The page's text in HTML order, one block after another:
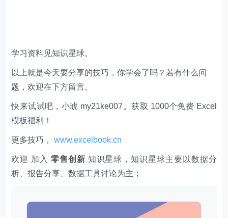
学习资料见知识星球。
以上就是今天要分享的技巧，你学会了吗？若有什么问
题，欢迎在下方留言。
快来试试吧，小琥 my21ke007。获取 1000个免费 Excel
模板福利​​​​！
更多技巧，www.excelbook.cn
欢迎 加入 零售创新 知识星球，知识星球主要以数据分
析、报告分享、数据工具讨论为主；